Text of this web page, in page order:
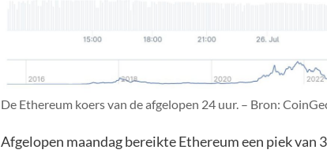
De Ethereum koers van de afgelopen 24 uur. – Bron:
Afgelopen maandag bereikte Ethereum een piek van